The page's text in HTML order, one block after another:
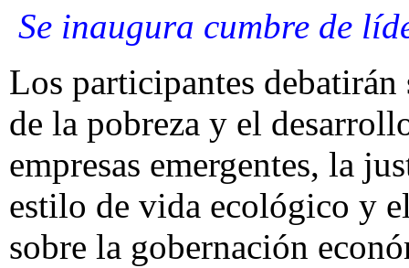
Se inaugura cumbre de
Los participantes
de la pobreza y el
empresas emergentes, la
estilo de vida ecológico y
sobre la gobernación